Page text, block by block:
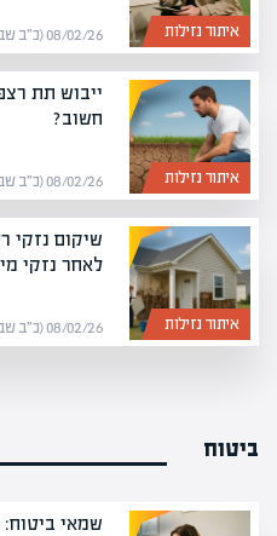
איתור נזילות 08/02/26 (כ״ב שבט תשפ״ו) | מערכת אפיק
איתור נזילות
ייבוש תת
חשוב?
08/02/26 (כ״ב שבט תשפ״ו) | מערכת אפיק
איתור נזילות
שיקום נזקי
לאחר נזקי
08/02/26 (כ״ב שבט תשפ״ו) | מערכת אפיק
ביטוח
שמאי